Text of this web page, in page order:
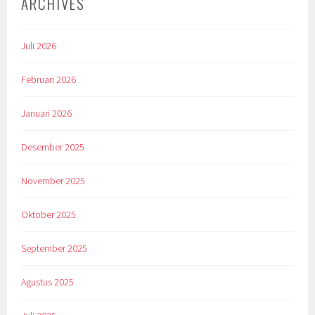
Juli 2026
Februari 2026
Januari 2026
Desember 2025
November 2025
Oktober 2025
September 2025
Agustus 2025